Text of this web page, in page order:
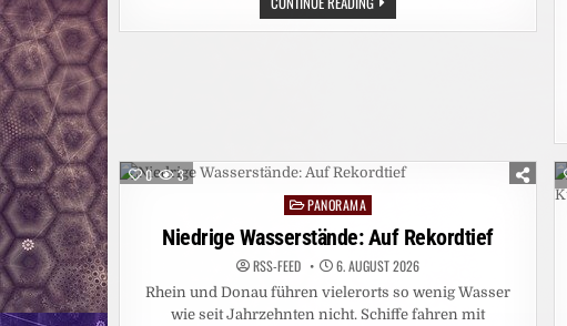
HART
AM
ALS
TEAM
TL L
IVE-S
HOW „
JETSKI S
TAR W
M“
0 3
PostedPANORAMA
Niedrige Wasserstände: Auf Rekordtief
RSS-FEED 6. AUGUST 2026
Rhein und Donau führen vielerorts so wenig Wasser
wie seit Jahrzehnten nicht. Schiffe fahren mit